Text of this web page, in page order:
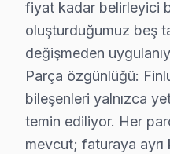
Kağıthane
Android sistem sorunu:
Backlight arızası:
T-Con kart:
Güç kartı:
» Kağıthane'de tüm
fiyat kadar belirleyici
oluşturduğumuz beş
değişmeden
Parça özgünlüğü:
bileşenleri yalnızca
temin ediliyor. Her
mevcut; faturaya ayrı